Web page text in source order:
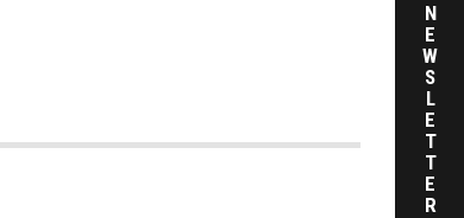
N
E
W
S
L
E
T
T
E
R